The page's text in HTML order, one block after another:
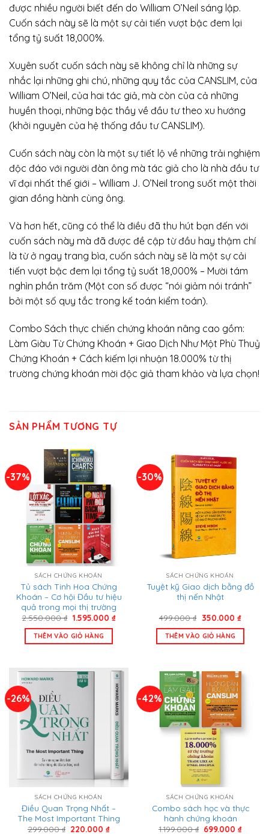
được nhiều người biết đến do William O’Neil sáng lập.
Cuốn sách này sẽ là một sự cải tiến vượt bậc đem lại
tổng tỷ suất 18,000%.
Xuyên suốt cuốn sách này sẽ không chỉ là những sự
nhắc lại những ghi chú, những quy tắc của CANSLIM, của
William O’Neil, của hai tác giả, mà còn của cả những
huyền thoại, những bậc thầy về đầu tư theo xu hướng
(khởi nguyên của hệ thống đầu tư CANSLIM).
Cuốn sách này còn là một sự tiết lộ về những trải nghiệm
độc đáo với người đàn ông mà tác giả cho là nhà đầu tư
vĩ đại nhất thế giới – William J. O’Neil trong suốt một thời
gian đồng hành cùng ông.
Và hơn hết, cũng có thể là điều đã thu hút bạn đến với
cuốn sách này mà đã được đề cập từ đầu hay thậm chí
là từ ở ngay trang bìa, cuốn sách này sẽ là một sự cải
tiến vượt bậc đem lại tổng tỷ suất 18,000% – Mười tám
nghìn phần trăm (Một con số được “nói giảm nói tránh”
bởi một số quy tắc trong kế toán kiểm toán).
Combo Sách thực chiến chứng khoán nâng cao gồm:
Làm Giàu Từ Chứng Khoán + Giao Dịch Như Một Phù Thuỷ
Chứng Khoán + Cách kiếm lợi nhuận 18.000% từ thị
trường chứng khoán mời độc giả tham khảo và lựa chọn!
SẢN PHẨM TƯƠNG TỰ
-37%
SÁCH CHỨNG KHOÁN
Tủ sách Tinh Hoa Chứng
Khoán – Cơ hội Đầu tư hiệu
quả trong mọi thị trường
2.550.000₫ Giá
là:
2.550.000 ₫.
1.595.000 ₫Giá
THÊM VÀO GIỎ HÀNG
-30%
SÁCH CHỨNG KHOÁN
Tuyệt kỹ Giao dịch bằng đồ
thị nến Nhật
499.000₫ Giá
là:
499.000 ₫.
350.000 ₫Giá
tại
THÊM VÀO GIỎ HÀNG
-26%
SÁCH CHỨNG KHOÁN
Điều Quan Trọng Nhất –
The Most Important Thing
299.000₫ Giá
220.000₫Giá
-42%
SÁCH CHỨNG KHOÁN
Combo sách học và thực
hành chứng khoán
1.199.000₫ Giá
699.000₫Giá